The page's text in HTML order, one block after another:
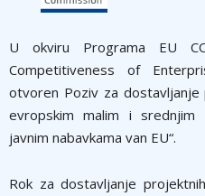
U okviru Programa EU
Competitiveness of
otvoren Poziv za
evropskim malim i srednjim
javnim nabavkama van EU“.
Rok za dostavlјanje